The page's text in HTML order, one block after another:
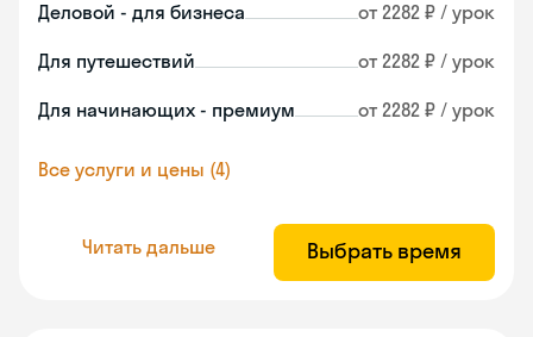
Деловой - для бизнеса от 2282 ₽ / урок
Для путешествий от 2282 ₽ / урок
Для начинающих - премиум от 2282 ₽ / урок
Все услуги и цены (4)
Читать дальше Выбрать время